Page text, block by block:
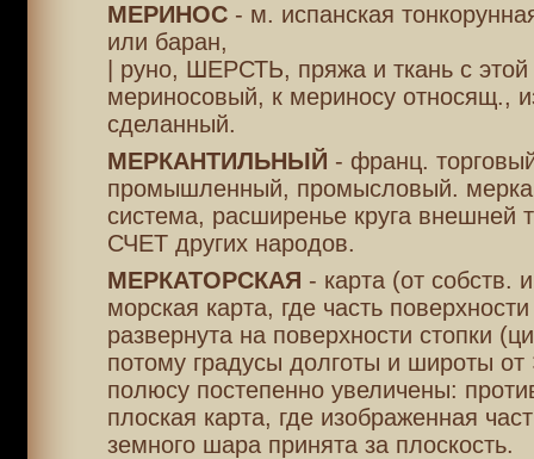
МЕРИНОС- м. испанская
или баран,
| руно, ШЕРСТЬ, пряжа и ткань с
мериносовый, к мериносу относящ.,
сделанный.
МЕРКАНТИЛЬНЫЙ - франц.
промышленный, промысловый.
система, расширенье круга внешней
СЧЕТ других народов.
МЕРКАТОРСКАЯ - карта (от собств.
морская карта, где часть
развернута на поверхности стопки
потому градусы долготы и широты
полюсу постепенно увеличены:
плоская карта, где изображенная
земного шара принята за плоскость.